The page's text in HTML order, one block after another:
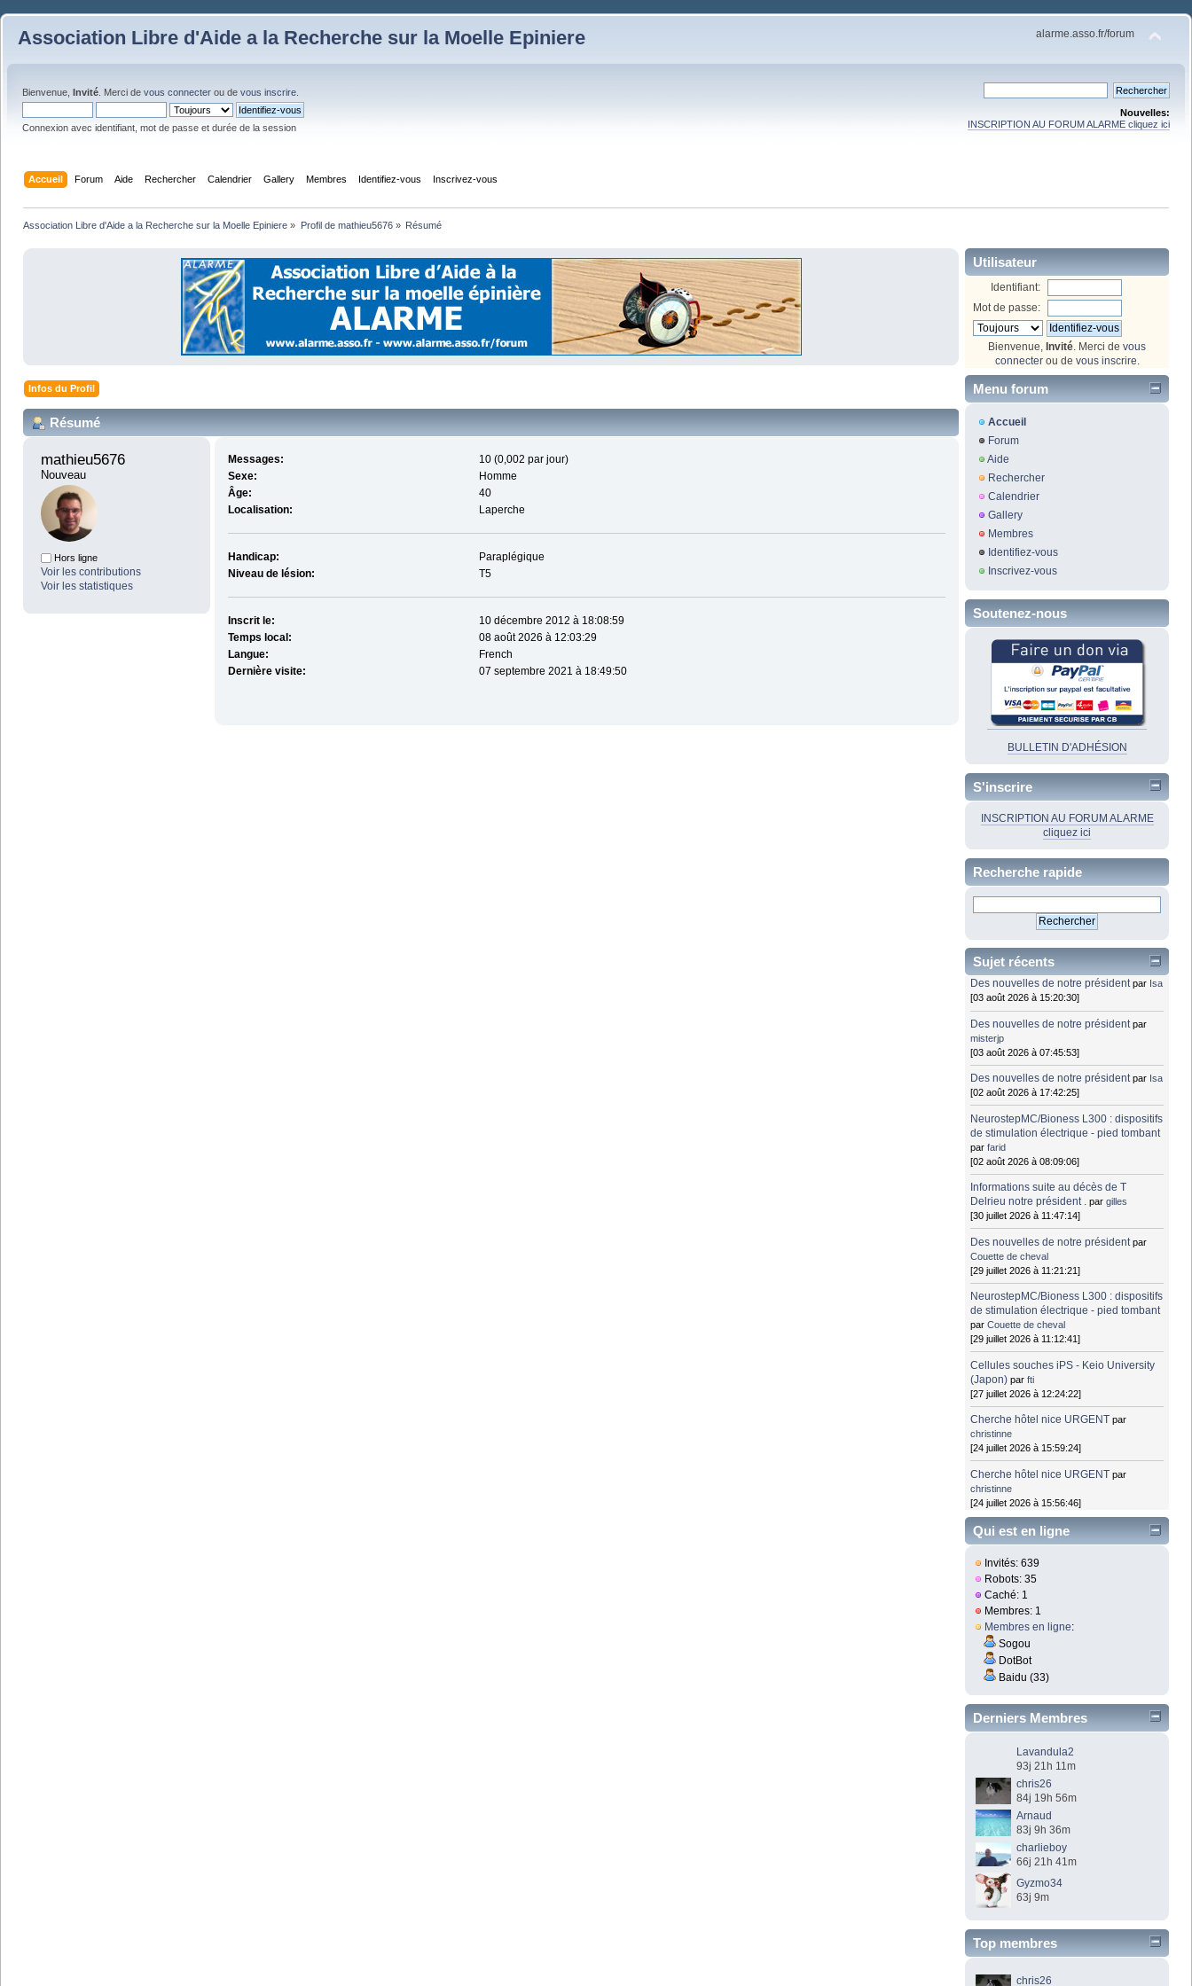
Association Libre d'Aide a la Recherche sur la Moelle Epiniere alarme.asso.fr/forum
Bienvenue, Invité . Merci de vous connecter ou de vous inscrire
Connexion avec identifiant, mot de passe et durée de la session
Nouvelles:
INSCRIPTION AU FORUM ALARME cliquez ici
Accueil Forum Aide Rechercher Calendrier Gallery Membres Identifiez-vous Inscrivez-vous
Association Libre d'Aide a la Recherche sur la Moelle Epiniere » Profil de mathieu5676» Résumé
Infos du Profil
Résumé
mathieu5676
Nouveau
Hors ligne
Voir les contributions
Voir les statistiques
Messages:
10 (0,002 par jour)
Sexe:
Homme
Âge:
40
Localisation:
Laperche
Handicap:
Paraplégique
Niveau de lésion:
T5
Inscrit le:
10 décembre 2012 à 18:08:59
Temps local:
08 août 2026 à 12:03:29
Langue:
French
Dernière visite:
07 septembre 2021 à 18:49:50
Utilisateur
Identifiant:
Mot de passe:
Bienvenue, Invité . Merci de vous
connecterou de vous inscrire
Menu forum
Accueil
Forum
Aide
Rechercher
Calendrier
Gallery
Membres
Identifiez-vous
Inscrivez-vous
Soutenez-nous
BULLETIN D'ADHÉSION
S'inscrire
INSCRIPTION AU FORUM ALARME
cliquez ici
Recherche rapide
Sujet récents
Des nouvelles de notre président par Isa
[03 août 2026 à 15:20:30]
Des nouvelles de notre président par
misterjp
[03 août 2026 à 07:45:53]
Des nouvelles de notre président par Isa
[02 août 2026 à 17:42:25]
NeurostepMC/Bioness L300 : dispositifs
de stimulation électrique - pied tombant
parfarid
[02 août 2026 à 08:09:06]
Informations suite au décès de T
Delrieu notre président . pargilles
[30 juillet 2026 à 11:47:14]
Des nouvelles de notre président par
Couette de cheval
[29 juillet 2026 à 11:21:21]
NeurostepMC/Bioness L300 : dispositifs
de stimulation électrique - pied tombant
parCouette de cheval
[29 juillet 2026 à 11:12:41]
Cellules souches iPS - Keio University
(Japon) parfti
[27 juillet 2026 à 12:24:22]
Cherche hôtel nice URGENT par
christinne
[24 juillet 2026 à 15:59:24]
Cherche hôtel nice URGENT par
christinne
[24 juillet 2026 à 15:56:46]
Qui est en ligne
Invités: 639
Robots: 35
Caché: 1
Membres: 1
Membres en ligne:
Sogou
DotBot
Baidu (33)
Derniers Membres
Lavandula2
93j 21h 11m
chris26
84j 19h 56m
Arnaud
83j 9h 36m
charlieboy
66j 21h 41m
Gyzmo34
63j 9m
Top membres
chris26